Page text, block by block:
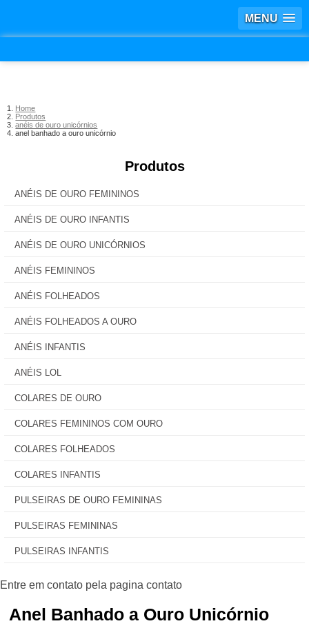
MENU
Home
Produtos
anéis de ouro unicórnios
anel banhado a ouro unicórnio
Produtos
ANÉIS DE OURO FEMININOS
ANÉIS DE OURO INFANTIS
ANÉIS DE OURO UNICÓRNIOS
ANÉIS FEMININOS
ANÉIS FOLHEADOS
ANÉIS FOLHEADOS A OURO
ANÉIS INFANTIS
ANÉIS LOL
COLARES DE OURO
COLARES FEMININOS COM OURO
COLARES FOLHEADOS
COLARES INFANTIS
PULSEIRAS DE OURO FEMININAS
PULSEIRAS FEMININAS
PULSEIRAS INFANTIS
Anel Banhado a Ouro Unicórnio